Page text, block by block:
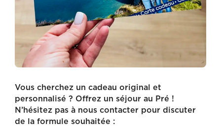
Vous cherchez un cadeau original et
personnalisé ? Offrez un séjour au Pré !
N’hésitez pas à nous contacter pour discuter
de la formule souhaitée :